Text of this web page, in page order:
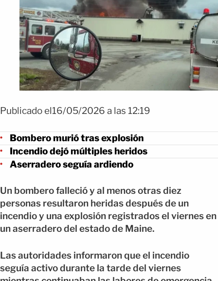
Publicado el16/05/2026 a las 12:19
Bombero murió tras explosión
Incendio dejó múltiples heridos
Aserradero seguía ardiendo
Un bombero falleció y al menos otras diez
personas resultaron heridas después de un
incendio y una explosión registrados el viernes en
un aserradero del estado de Maine.
Las autoridades informaron que el incendio
seguía activo durante la tarde del viernes